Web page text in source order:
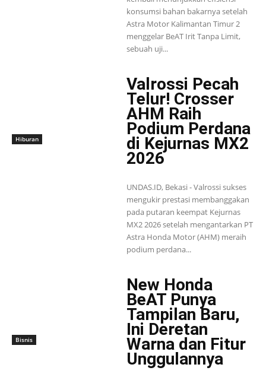
konsumsi bahan bakarnya setelah
Astra Motor Kalimantan Timur 2
menggelar BeAT Irit Tanpa Limit,
sebuah uji...
Hiburan
Valrossi Pecah
Telur! Crosser
AHM Raih
Podium Perdana
di Kejurnas MX2
2026
UNDAS.ID, Bekasi - Valrossi sukses
mengukir prestasi membanggakan
pada putaran keempat Kejurnas
MX2 2026 setelah mengantarkan PT
Astra Honda Motor (AHM) meraih
podium perdana...
Bisnis
New Honda
BeAT Punya
Tampilan Baru,
Ini Deretan
Warna dan Fitur
Unggulannya